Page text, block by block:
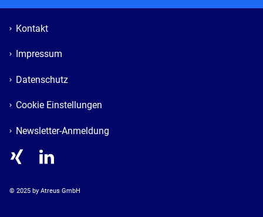
Kontakt
Impressum
Datenschutz
Cookie Einstellungen
Newsletter-Anmeldung
© 2025 by Atreus GmbH